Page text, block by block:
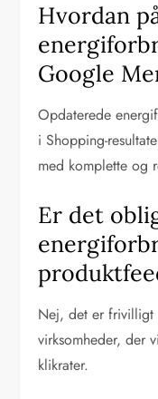
Hvordan
Google
Opdaterede
i Shopping-
med komplette og
Er det
Nej, det er
virksomheder, der
klikrater.